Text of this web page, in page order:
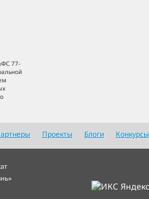
77-
Проекты Блоги Конкурсы